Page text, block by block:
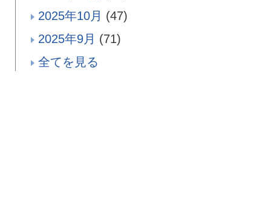
2025年10月 (47)
2025年9月 (71)
全てを見る